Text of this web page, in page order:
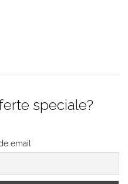
speciale?
email